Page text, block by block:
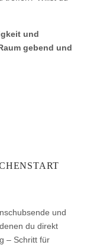
und
gebend und
und
du direkt
– Schritt für